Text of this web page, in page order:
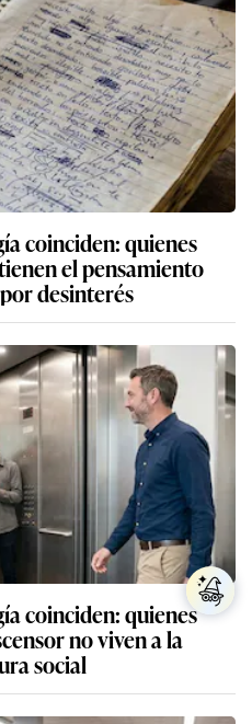
coinciden: quienes
el pensamiento
desinterés
coinciden: quienes
no viven a la
social